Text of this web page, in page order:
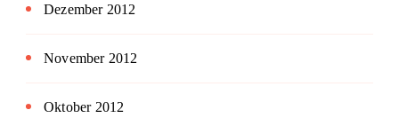
Dezember 2012
November 2012
Oktober 2012